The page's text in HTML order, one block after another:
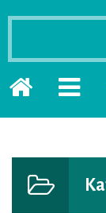
Startseite